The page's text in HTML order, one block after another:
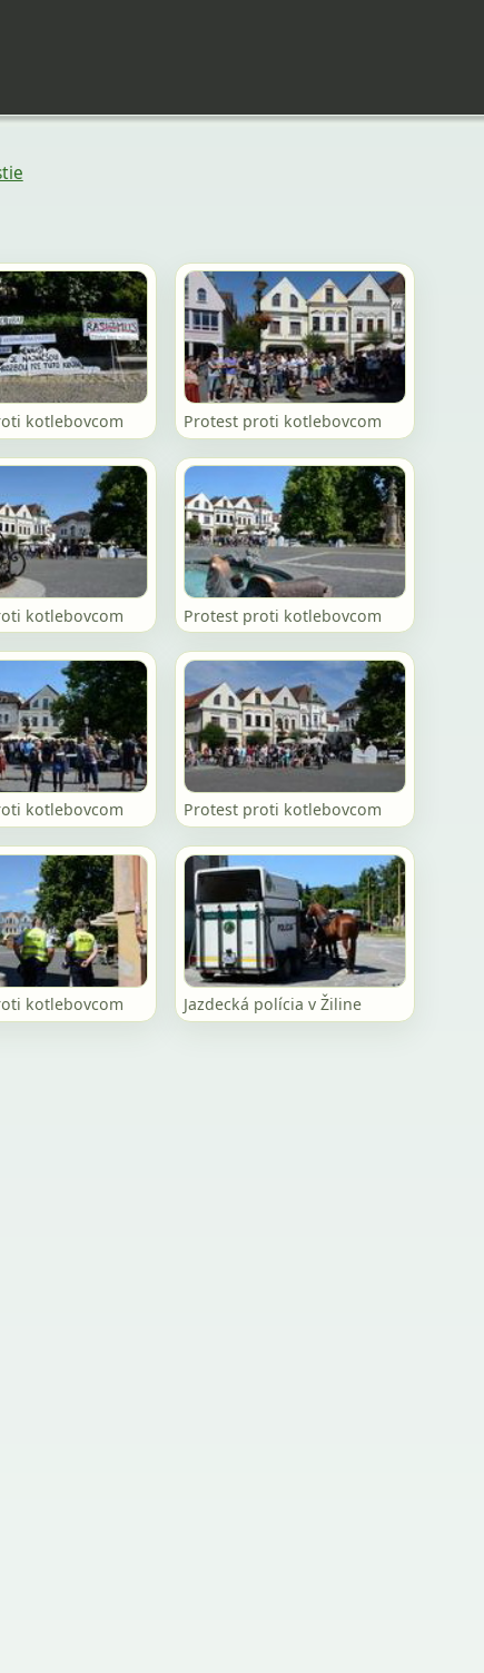
kotlebovcom Protest proti kotlebovcom
kotlebovcom Protest proti kotlebovcom
kotlebovcom Protest proti kotlebovcom
kotlebovcom Jazdecká polícia v Žiline